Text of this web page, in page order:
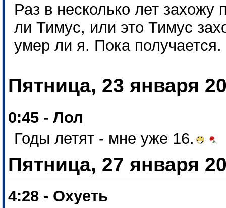
Раз в несколько лет захожу
ли Тимус, или это Тимус
умер ли я. Пока получается.
Пятница, 23 января
0:45 - Лол
Годы летят - мне уже 16.
Пятница, 27 января
4:28 - Охуеть